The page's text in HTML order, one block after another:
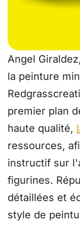
Angel
la peinture
premier plan
haute qualité,
ressources,
instructif sur
figurines.
détaillées et
style de